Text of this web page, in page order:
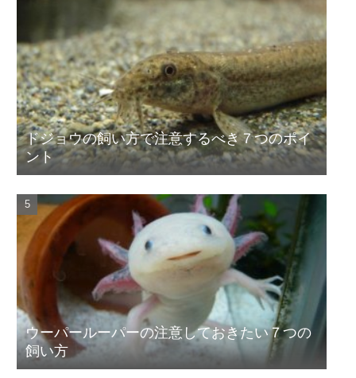
ドジョウの飼い方で注意するべき７つのポイ
ント
ウーパールーパーの注意しておきたい７つの
飼い方